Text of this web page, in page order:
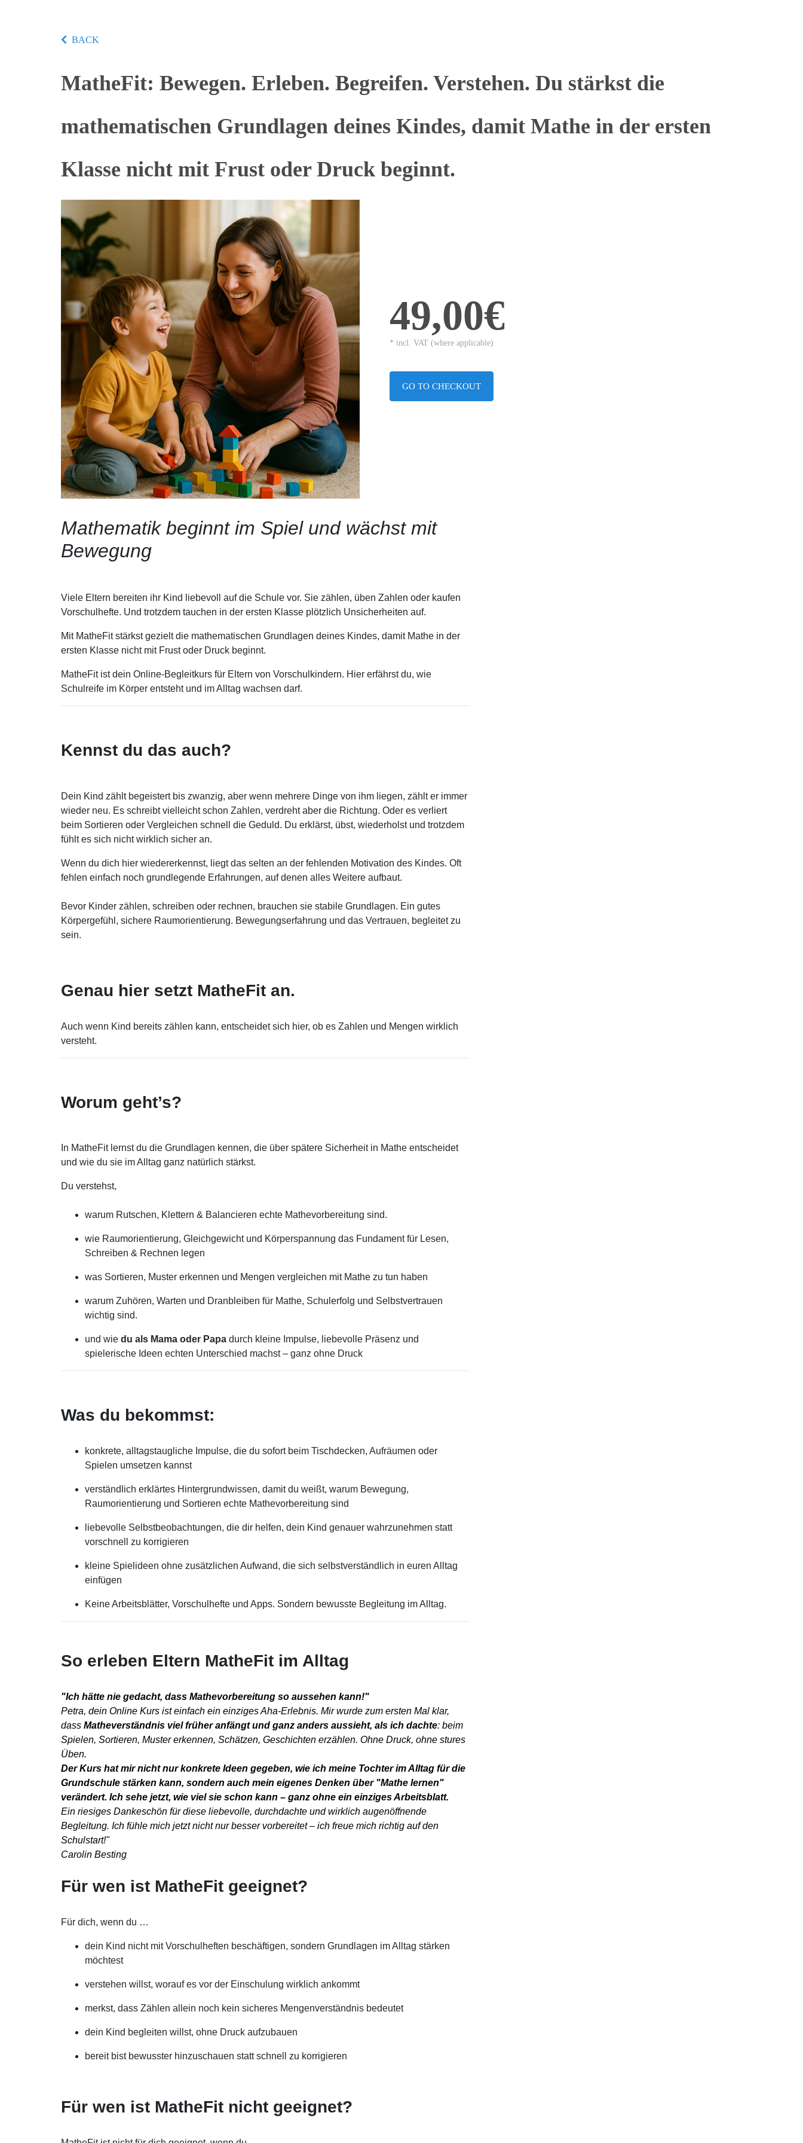
BACK
MatheFit: Bewegen. Erleben. Begreifen. Verstehen. Du stärkst die
mathematischen Grundlagen deines Kindes, damit Mathe in der ersten
Klasse nicht mit Frust oder Druck beginnt.
49,00€
* incl. VAT (where applicable)
GO TO CHECKOUT
Mathematik beginnt im Spiel und wächst mit
Bewegung
Viele Eltern bereiten ihr Kind liebevoll auf die Schule vor. Sie zählen, üben Zahlen oder kaufen
Vorschulhefte. Und trotzdem tauchen in der ersten Klasse plötzlich Unsicherheiten auf.
Mit MatheFit stärkst gezielt die mathematischen Grundlagen deines Kindes, damit Mathe in der
ersten Klasse nicht mit Frust oder Druck beginnt.
MatheFit ist dein Online-Begleitkurs für Eltern von Vorschulkindern. Hier erfährst du, wie
Schulreife im Körper entsteht und im Alltag wachsen darf.
Kennst du das auch?
Dein Kind zählt begeistert bis zwanzig, aber wenn mehrere Dinge von ihm liegen, zählt er immer
wieder neu. Es schreibt vielleicht schon Zahlen, verdreht aber die Richtung. Oder es verliert
beim Sortieren oder Vergleichen schnell die Geduld. Du erklärst, übst, wiederholst und trotzdem
fühlt es sich nicht wirklich sicher an.
Wenn du dich hier wiedererkennst, liegt das selten an der fehlenden Motivation des Kindes. Oft
fehlen einfach noch grundlegende Erfahrungen, auf denen alles Weitere aufbaut.
Bevor Kinder zählen, schreiben oder rechnen, brauchen sie stabile Grundlagen. Ein gutes
Körpergefühl, sichere Raumorientierung. Bewegungserfahrung und das Vertrauen, begleitet zu
sein.
Genau hier setzt MatheFit an.
Auch wenn Kind bereits zählen kann, entscheidet sich hier, ob es Zahlen und Mengen wirklich
versteht.
Worum geht’s?
In MatheFit lernst du die Grundlagen kennen, die über spätere Sicherheit in Mathe entscheidet
und wie du sie im Alltag ganz natürlich stärkst.
Du verstehst,
warum Rutschen, Klettern & Balancieren echte Mathevorbereitung sind.
wie Raumorientierung, Gleichgewicht und Körperspannung das Fundament für Lesen,
Schreiben & Rechnen legen
was Sortieren, Muster erkennen und Mengen vergleichen mit Mathe zu tun haben
warum Zuhören, Warten und Dranbleiben für Mathe, Schulerfolg und Selbstvertrauen
wichtig sind.
und wie du als Mama oder Papa durch kleine Impulse, liebevolle Präsenz und
spielerische Ideen echten Unterschied machst – ganz ohne Druck
Was du bekommst:
konkrete, alltagstaugliche Impulse, die du sofort beim Tischdecken, Aufräumen oder
Spielen umsetzen kannst
verständlich erklärtes Hintergrundwissen, damit du weißt, warum Bewegung,
Raumorientierung und Sortieren echte Mathevorbereitung sind
liebevolle Selbstbeobachtungen, die dir helfen, dein Kind genauer wahrzunehmen statt
vorschnell zu korrigieren
kleine Spielideen ohne zusätzlichen Aufwand, die sich selbstverständlich in euren Alltag
einfügen
Keine Arbeitsblätter, Vorschulhefte und Apps. Sondern bewusste Begleitung im Alltag.
So erleben Eltern MatheFit im Alltag
"Ich hätte nie gedacht, dass Mathevorbereitung so aussehen kann!"
Petra, dein Online Kurs ist einfach ein einziges Aha-Erlebnis. Mir wurde zum ersten Mal klar,
dass Matheverständnis viel früher anfängt und ganz anders aussieht, als ich dachte: beim
Spielen, Sortieren, Muster erkennen, Schätzen, Geschichten erzählen. Ohne Druck, ohne stures
Üben.
Der Kurs hat mir nicht nur konkrete Ideen gegeben, wie ich meine Tochter im Alltag für die
Grundschule stärken kann, sondern auch mein eigenes Denken über "Mathe lernen"
verändert. Ich sehe jetzt, wie viel sie schon kann – ganz ohne ein einziges Arbeitsblatt.
Ein riesiges Dankeschön für diese liebevolle, durchdachte und wirklich augenöffnende
Begleitung. Ich fühle mich jetzt nicht nur besser vorbereitet – ich freue mich richtig auf den
Schulstart!"
Carolin Besting
Für wen ist MatheFit geeignet?
Für dich, wenn du …
dein Kind nicht mit Vorschulheften beschäftigen, sondern Grundlagen im Alltag stärken
möchtest
verstehen willst, worauf es vor der Einschulung wirklich ankommt
merkst, dass Zählen allein noch kein sicheres Mengenverständnis bedeutet
dein Kind begleiten willst, ohne Druck aufzubauen
bereit bist bewusster hinzuschauen statt schnell zu korrigieren
Für wen ist MatheFit nicht geeignet?